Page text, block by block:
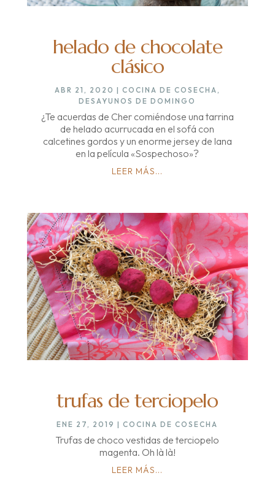
helado de chocolate
clásico
ABR 21, 2020 | COCINA DE COSECHA ,
DESAYUNOS DE DOMINGO
¿Te acuerdas de Cher comiéndose una tarrina
de helado acurrucada en el sofá con
calcetines gordos y un enorme jersey de lana
en la película «Sospechoso»?
LEER MÁS...
trufas de terciopelo
ENE 27, 2019 |COCINA DE COSECHA
Trufas de choco vestidas de terciopelo
magenta. Oh là là!
LEER MÁS...